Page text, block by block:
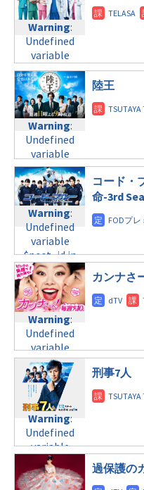
doga.com/wp-
content/themes/
child/post-
formats/format-
tax.phpon
line31
水曜 10:00
Warning:
Undefined
variable
$post_id in
/home/c4607168/
doga.com/wp-
content/themes/soledad-
child/post-
formats/format-
tax.phpon
line34
©日本テレビ
Warning:
Undefined
variable
$post_id in
/home/c4607168/
doga.com/wp-
content/themes/
child/post-
formats/format-
tax.phpon
line31
金曜 10:00
Warning:
Undefined
variable
$post_id in
/home/c4607168/
doga.com/wp-
content/themes/
child/post-
formats/format-
tax.phpon
line34
©TBS
Warning:
Undefined
variable
$post_id in
/home/c4607168/
doga.com/wp-
content/themes/soledad-
child/post-
formats/format-
tax.phpon
line31
日曜 9:00
Warning:
Undefined
variable
$post_id in
/home/c4607168/
doga.com/wp-
content/themes/
child/post-
formats/format-
tax.phpon
line34
©TBS
陸王
Warning:
Undefined
variable
$post_id in
/home/c4607168/
doga.com/wp-
content/themes/
child/post-
formats/format-
tax.phpon
line31
月曜9:00
Warning
Undefined
variable
$post_id in
/home/c4607168/
doga.com/wp-
content/themes/soledad-
コード・
命-3rd
Warning:
Undefined
variable
$post_id in
/home/c4607168/
doga.com/wp-
content/themes/
child/post-
formats/format-
tax.phpon
line
火曜10:00
カンナさ
Warning:
Undefined
variable
$post_id in
/home/c4607168/
刑事7人
過保護の